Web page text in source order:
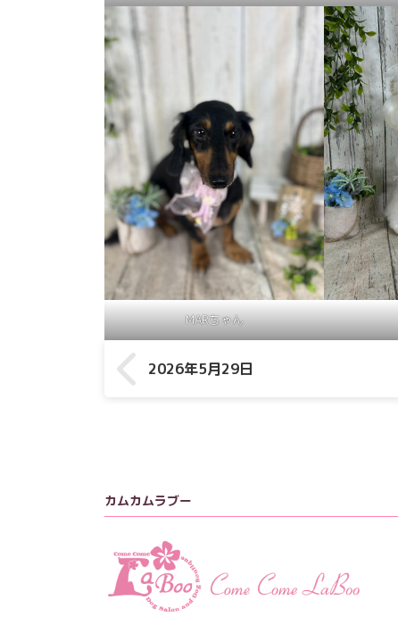
MARちゃん
2026年5月29日
カムカムラブー